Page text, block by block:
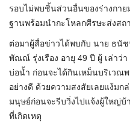
รอบไม่พบชิ้นส่วนอื่นของร่างกา
ฐานพร้อมนำกะโหลกศีรษะส่งสถ
ต่อมาผู้สื่อข่าวได้พบกับ นาย ธนัช
พัณณ์ รุ่งเรือง อายุ 49 ปี ผู้ เล่าว่
บ่อน้ำ ก่อนจะได้กินเหม็นบริเวณ
อย่างดี ด้วยความสงสัยเลยแง้ม
มนุษย์ก่อนจะรีบวิ่งไปแจ้งผู้ใหญ่
ที่เกิดเหตุ